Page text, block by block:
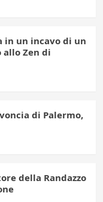
in un incavo di un
Zen di
di Palermo,
della Randazzo